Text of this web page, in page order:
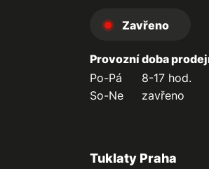
Zavřeno
Provozní doba
Po-Pá
8-17 hod.
So-Ne
zavřeno
Tuklaty Praha